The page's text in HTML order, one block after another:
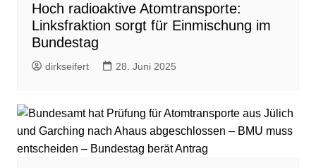
Hoch radioaktive Atomtransporte:
Linksfraktion sorgt für Einmischung im
Bundestag
dirkseifert 28. Juni 2025